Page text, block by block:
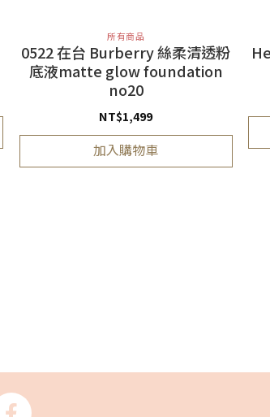
所有商品
0522 在台 Burberry 絲柔清透粉
底液matte glow foundation
no20
NT$1,499
加入購物車